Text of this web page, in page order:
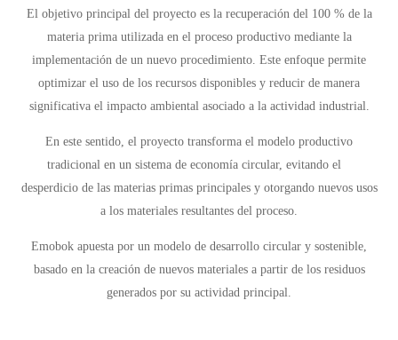
El objetivo principal del proyecto es la recuperación del 100 % de la
materia prima utilizada en el proceso productivo mediante la
implementación de un nuevo procedimiento. Este enfoque permite
optimizar el uso de los recursos disponibles y reducir de manera
significativa el impacto ambiental asociado a la actividad industrial.
En este sentido, el proyecto transforma el modelo productivo
tradicional en un sistema de economía circular, evitando el
desperdicio de las materias primas principales y otorgando nuevos usos
a los materiales resultantes del proceso.
Emobok apuesta por un modelo de desarrollo circular y sostenible,
basado en la creación de nuevos materiales a partir de los residuos
generados por su actividad principal.